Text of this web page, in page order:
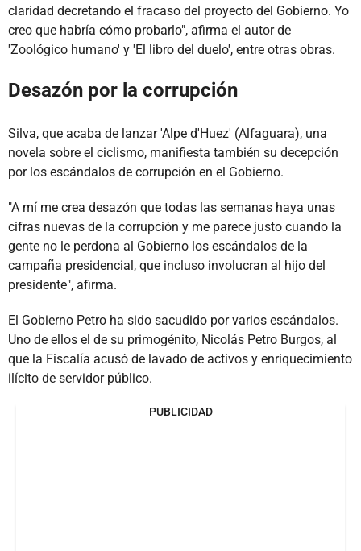
claridad decretando el fracaso del proyecto del Gobierno. Yo
creo que habría cómo probarlo", afirma el autor de
'Zoológico humano' y 'El libro del duelo', entre otras obras.
Desazón por la corrupción
Silva, que acaba de lanzar 'Alpe d'Huez' (Alfaguara), una
novela sobre el ciclismo, manifiesta también su decepción
por los escándalos de corrupción en el Gobierno.
"A mí me crea desazón que todas las semanas haya unas
cifras nuevas de la corrupción y me parece justo cuando la
gente no le perdona al Gobierno los escándalos de la
campaña presidencial, que incluso involucran al hijo del
presidente", afirma.
El Gobierno Petro ha sido sacudido por varios escándalos.
Uno de ellos el de su primogénito, Nicolás Petro Burgos, al
que la Fiscalía acusó de lavado de activos y enriquecimiento
ilícito de servidor público.
PUBLICIDAD